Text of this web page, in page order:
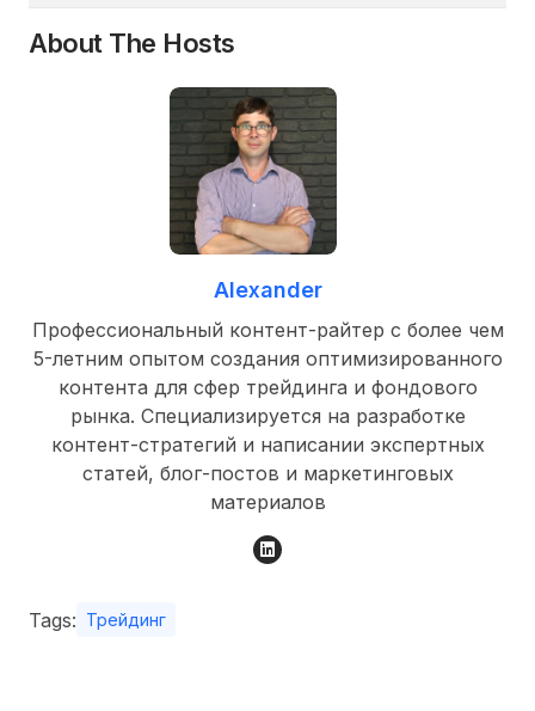
About The Hosts
Alexander
Профессиональный контент-райтер с более чем
5-летним опытом создания оптимизированного
контента для сфер трейдинга и фондового
рынка. Специализируется на разработке
контент-стратегий и написании экспертных
статей, блог-постов и маркетинговых
материалов
Tags: Трейдинг